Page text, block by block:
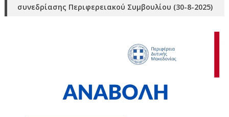
συνεδρίασης Περιφερειακού Συμβουλίου (30-8-2025)